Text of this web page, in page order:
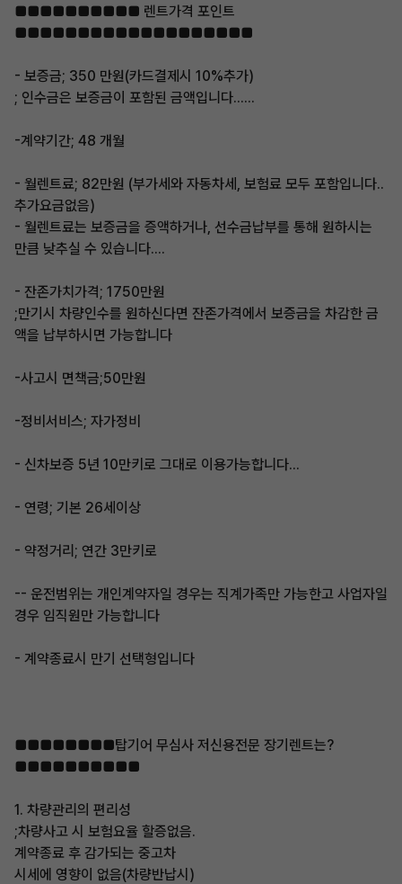
■■■■■■■■■■ 렌트가격 포인트
■■■■■■■■■■■■■■■■■■■
- 보증금; 350 만원(카드결제시 10%추가)
; 인수금은 보증금이 포함된 금액입니다......
-계약기간; 48 개월
- 월렌트료; 82만원 (부가세와 자동차세, 보험료 모두 포함입니다..
추가요금없음)
- 월렌트료는 보증금을 증액하거나, 선수금납부를 통해 원하시는
만큼 낮추실 수 있습니다....
- 잔존가치가격; 1750만원
;만기시 차량인수를 원하신다면 잔존가격에서 보증금을 차감한 금
액을 납부하시면 가능합니다
-사고시 면책금;50만원
-정비서비스; 자가정비
- 신차보증 5년 10만키로 그대로 이용가능합니다...
- 연령; 기본 26세이상
- 약정거리; 연간 3만키로
-- 운전범위는 개인계약자일 경우는 직계가족만 가능한고 사업자일
경우 임직원만 가능합니다
- 계약종료시 만기 선택형입니다
■■■■■■■■탑기어 무심사 저신용전문 장기렌트는?
■■■■■■■■■■
1. 차량관리의 편리성
;차량사고 시 보험요율 할증없음.
계약종료 후 감가되는 중고차
시세에 영향이 없음(차량반납시)